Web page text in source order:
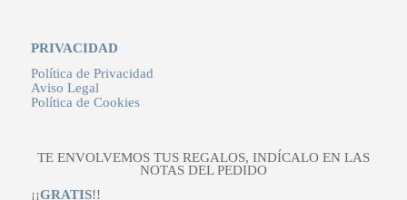
PRIVACIDAD
Política de Privacidad
Aviso Legal
Política de Cookies
TE ENVOLVEMOS TUS REGALOS, INDÍCALO EN LAS
NOTAS DEL PEDIDO
¡¡GRATIS!!